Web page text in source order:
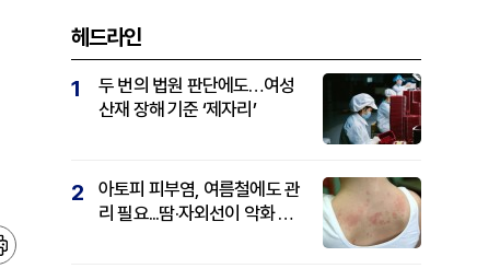
헤드라인
1
두 번의 법원 판단에도…여성
산재 장해 기준 ‘제자리’
2
아토피 피부염, 여름철에도 관
리 필요...땀·자외선이 악화 요